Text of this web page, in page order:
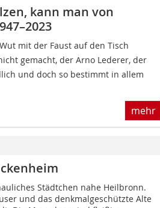
kann man von
mit der Faust auf den Tisch
gemacht, der Arno Lederer, der
und doch so bestimmt in allem
mehr
Städtchen nahe Heilbronn.
und das denkmalgeschützte Alte